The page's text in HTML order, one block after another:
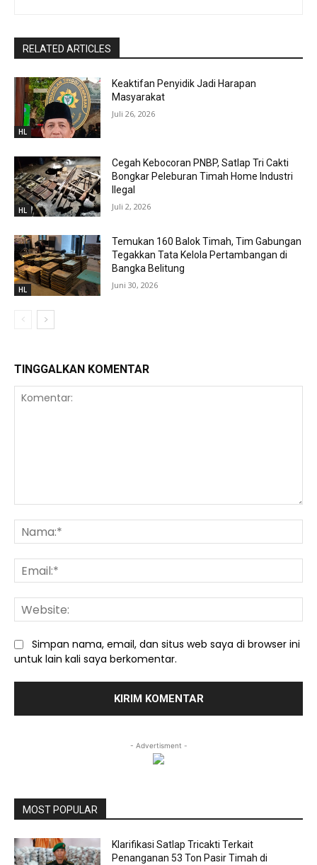
RELATED ARTICLES
HL
Keaktifan Penyidik Jadi Harapan
Masyarakat
Juli 26, 2026
HL
Cegah Kebocoran PNBP, Satlap Tri Cakti
Bongkar Peleburan Timah Home Industri
Ilegal
Juli 2, 2026
HL
Temukan 160 Balok Timah, Tim Gabungan
Tegakkan Tata Kelola Pertambangan di
Bangka Belitung
Juni 30, 2026
TINGGALKAN KOMENTAR
Simpan nama, email, dan situs web saya di browser ini
untuk lain kali saya berkomentar.
- Advertisment -
MOST POPULAR
Klarifikasi Satlap Tricakti Terkait
Penanganan 53 Ton Pasir Timah di